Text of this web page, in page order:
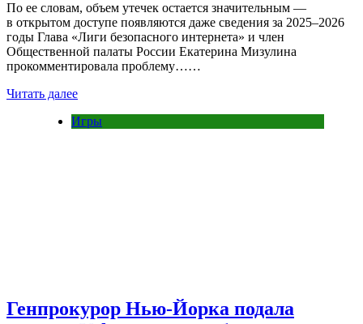
По ее словам, объем утечек остается значительным —
в открытом доступе появляются даже сведения за 2025–2026
годы Глава «Лиги безопасного интернета» и член
Общественной палаты России Екатерина Мизулина
прокомментировала проблему……
Читать далее
Игры
Генпрокурор Нью-Йорка подала